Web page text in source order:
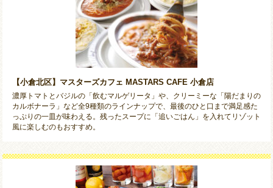
【小倉北区】マスターズカフェ MASTARS CAFE 小倉店
濃厚トマトとバジルの「飲むマルゲリータ」や、クリーミーな「陽だまりの
カルボナーラ」など全9種類のラインナップで、最後のひと口まで満足感た
っぷりの一皿が味わえる。残ったスープに「追いごはん」を入れてリゾット
風に楽しむのもおすすめ。